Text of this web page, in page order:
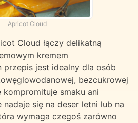
Apricot Cloud
Cloud łączy delikatną
kremem
przepis jest idealny dla osób
bezcukrowej
smaku ani
się na deser letni lub na
wymaga czegoś zarówno